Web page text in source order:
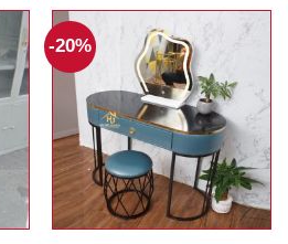
26,250,000₫.
-20%